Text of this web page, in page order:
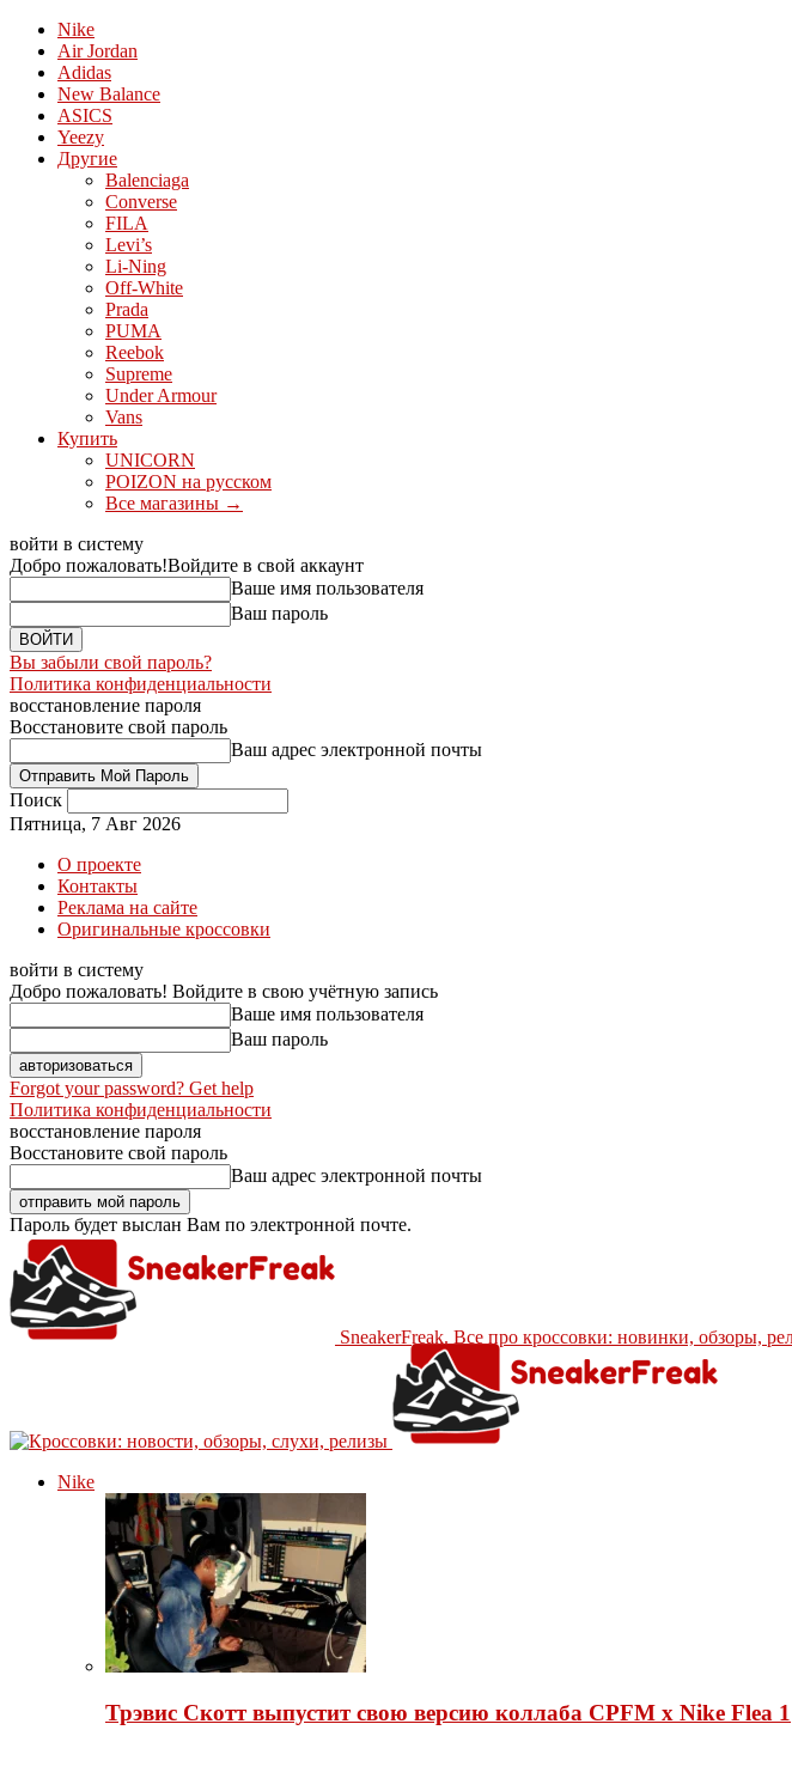
Nike
Air Jordan
Adidas
New Balance
ASICS
Yeezy
Другие
Balenciaga
Converse
FILA
Levi’s
Li-Ning
Off-White
Prada
PUMA
Reebok
Supreme
Under Armour
Vans
Купить
UNICORN
POIZON на русском
Все магазины →
войти в систему
Добро пожаловать!Войдите в свой аккаунт
Ваше имя пользователя
Ваш пароль
Вы забыли свой пароль?
Политика конфиденциальности
восстановление пароля
Восстановите свой пароль
Ваш адрес электронной почты
Поиск
Пятница, 7 Авг 2026
О проекте
Контакты
Реклама на сайте
Оригинальные кроссовки
войти в систему
Добро пожаловать! Войдите в свою учётную запись
Ваше имя пользователя
Ваш пароль
Forgot your password? Get help
Политика конфиденциальности
восстановление пароля
Восстановите свой пароль
Ваш адрес электронной почты
Пароль будет выслан Вам по электронной почте.
SneakerFreak. Все про кроссовки: новинки, обзоры,
Nike
Трэвис Скотт выпустит свою версию коллаба CPFM x Nike Flea 1